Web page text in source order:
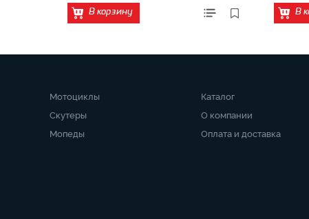
В корзину В
Мотоциклы
Скутеры
Мопеды
Каталог
О компании
Оплата и доставка